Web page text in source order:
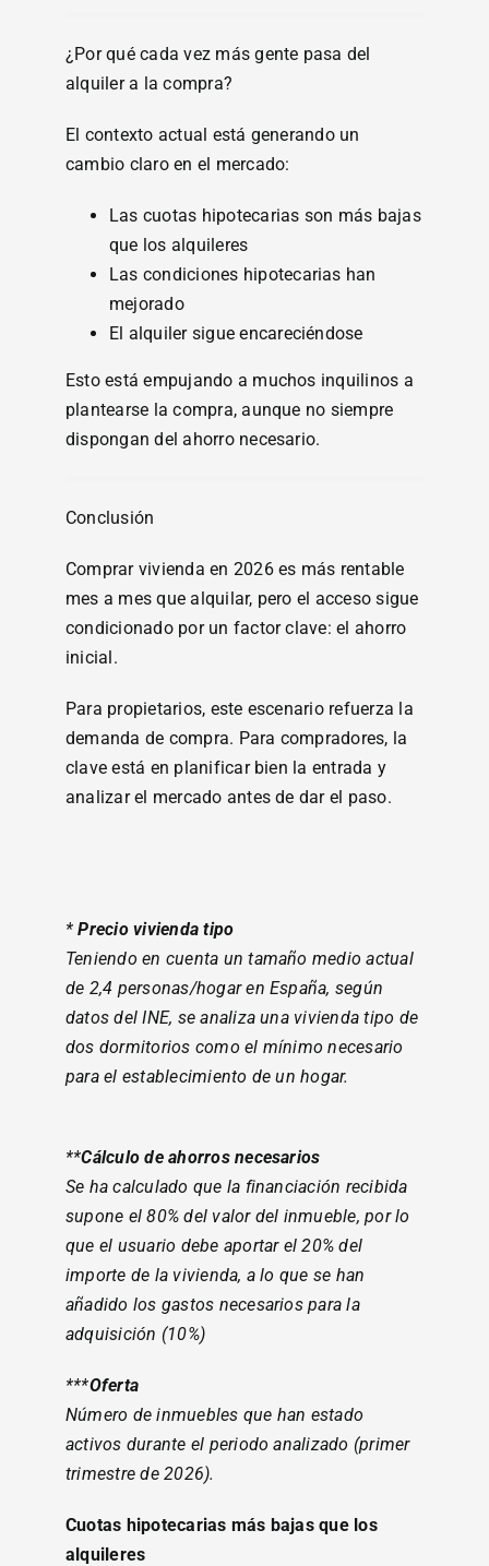
¿Por qué cada vez más gente pasa del
alquiler a la compra?
El contexto actual está generando un
cambio claro en el mercado:
Las cuotas hipotecarias son más bajas
que los alquileres
Las condiciones hipotecarias han
mejorado
El alquiler sigue encareciéndose
Esto está empujando a muchos inquilinos a
plantearse la compra, aunque no siempre
dispongan del ahorro necesario.
Conclusión
Comprar vivienda en 2026 es más rentable
mes a mes que alquilar, pero el acceso sigue
condicionado por un factor clave: el ahorro
inicial.
Para propietarios, este escenario refuerza la
demanda de compra. Para compradores, la
clave está en planificar bien la entrada y
analizar el mercado antes de dar el paso.
*Precio vivienda tipo
Teniendo en cuenta un tamaño medio actual
de 2,4 personas/hogar en España, según
datos del INE, se analiza una vivienda tipo de
dos dormitorios como el mínimo necesario
para el establecimiento de un hogar.
**Cálculo de ahorros necesarios
Se ha calculado que la financiación recibida
supone el 80% del valor del inmueble, por lo
que el usuario debe aportar el 20% del
importe de la vivienda, a lo que se han
añadido los gastos necesarios para la
adquisición (10%)
***Oferta
Número de inmuebles que han estado
activos durante el periodo analizado (primer
trimestre de 2026).
Cuotas hipotecarias más bajas que los
alquileres